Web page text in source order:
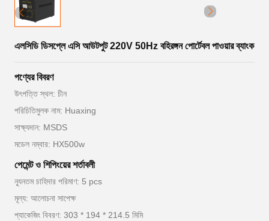
এলসিডি ডিসপ্লে এসি আউটপুট 220V 50Hz বহিরঙ্গন পোর্টেবল পাওয়ার ব্যাংক
পণ্যের বিবরণ
উৎপত্তি স্থল: চীন
পরিচিতিমুলক নাম: Huaxing
সাক্ষ্যদান: MSDS
মডেল নম্বার: HX500w
পেমেন্ট ও শিপিংয়ের শর্তাবলী
ন্যূনতম চাহিদার পরিমাণ: 5 pcs
মূল্য: আলোচনা সাপেক্ষ
প্যাকেজিং বিবরণ: 303 * 194 * 214.5 মিমি